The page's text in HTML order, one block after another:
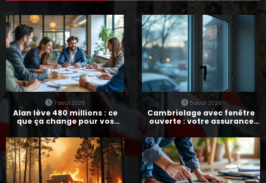
7 août 2026
Alan lève 480 millions : ce
que ça change pour vos
assurances
5 août 2026
Cambriolage avec fenêtre
ouverte : votre assurance
paie-t-elle ?